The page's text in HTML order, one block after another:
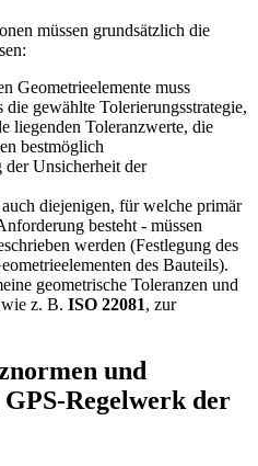
müs­sen grundsätzlich die
Geometrieelemente muss
die gewählte Tolerierungsstrategie,
liegenden Tole­ranzwerte, die
bestmöglich
Unsicherheit der
diejenigen, für welche primär
besteht - müssen
werden (Festlegung des
des Bauteils).
geometrische Toleranzen und
z. B. ISO 22081, zur
und
Regelwerk der